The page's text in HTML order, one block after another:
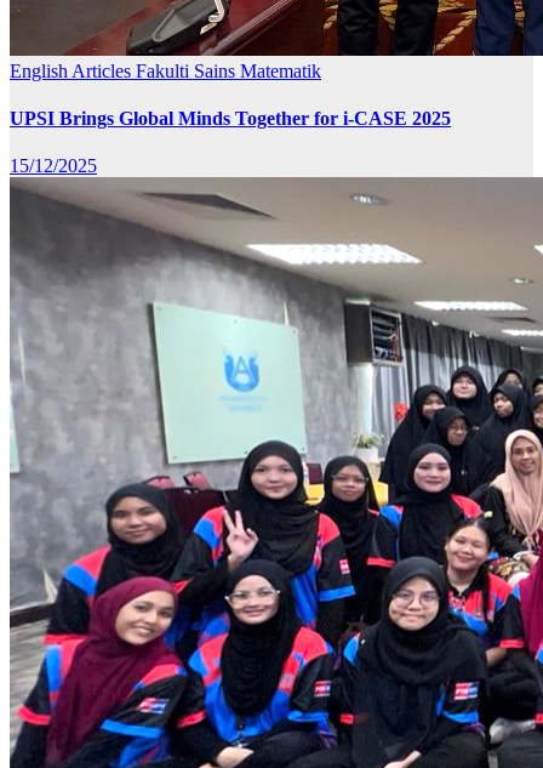
English Articles Fakulti Sains Matematik
UPSI Brings Global Minds Together for i-CASE 2025
15/12/2025